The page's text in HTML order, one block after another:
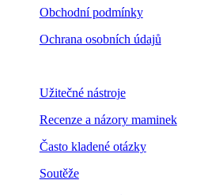
Obchodní podmínky
Ochrana osobních údajů
Užitečné nástroje
Recenze a názory maminek
Často kladené otázky
Soutěže